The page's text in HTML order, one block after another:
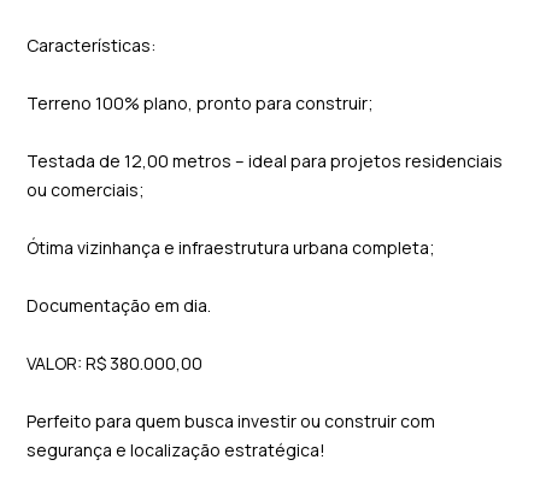
Características:
Terreno 100% plano, pronto para construir;
Testada de 12,00 metros – ideal para projetos residenciais
ou comerciais;
Ótima vizinhança e infraestrutura urbana completa;
Documentação em dia.
VALOR: R$ 380.000,00
Perfeito para quem busca investir ou construir com
segurança e localização estratégica!